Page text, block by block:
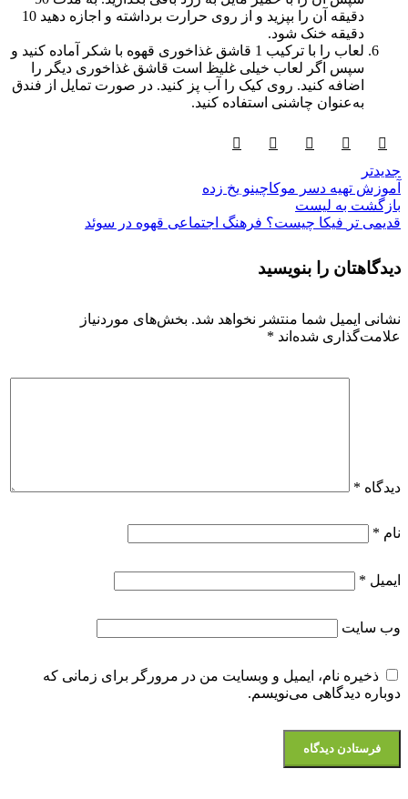
دقیقه آن را بپزید و از روی حرارت برداشته و اجازه دهید 10
دقیقه خنک شود.
لعاب را با ترکیب 1 قاشق غذاخوری قهوه با شکر آماده کنید و
سپس اگر لعاب خیلی غلیظ است قاشق غذاخوری دیگر را
اضافه کنید. روی کیک را آب پز کنید. در صورت تمایل از فندق
به‌عنوان چاشنی استفاده کنید.
جدیدتر
آموزش تهیه دسر موکاچینو یخ زده
بازگشت به لیست
قدیمی تر فیکا چیست؟ فرهنگ اجتماعی قهوه در سوئد
دیدگاهتان را بنویسید
نشانی ایمیل شما منتشر نخواهد شد. بخش‌های موردنیاز
علامت‌گذاری شده‌اند *
دیدگاه *
نام *
ایمیل *
وب‌ سایت
ذخیره نام، ایمیل و وبسایت من در مرورگر برای زمانی که
دوباره دیدگاهی می‌نویسم.